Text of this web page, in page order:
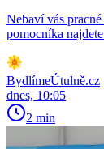
Nebaví vás
pomocníka
BydlímeÚtulně.cz
dnes, 10:05
2 min